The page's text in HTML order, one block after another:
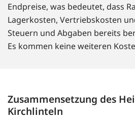
Endpreise, was bedeutet, dass
Lagerkosten, Vertriebskosten
Steuern und Abgaben bereits
Es kommen keine weiteren
Zusammensetzung des
Kirchlinteln